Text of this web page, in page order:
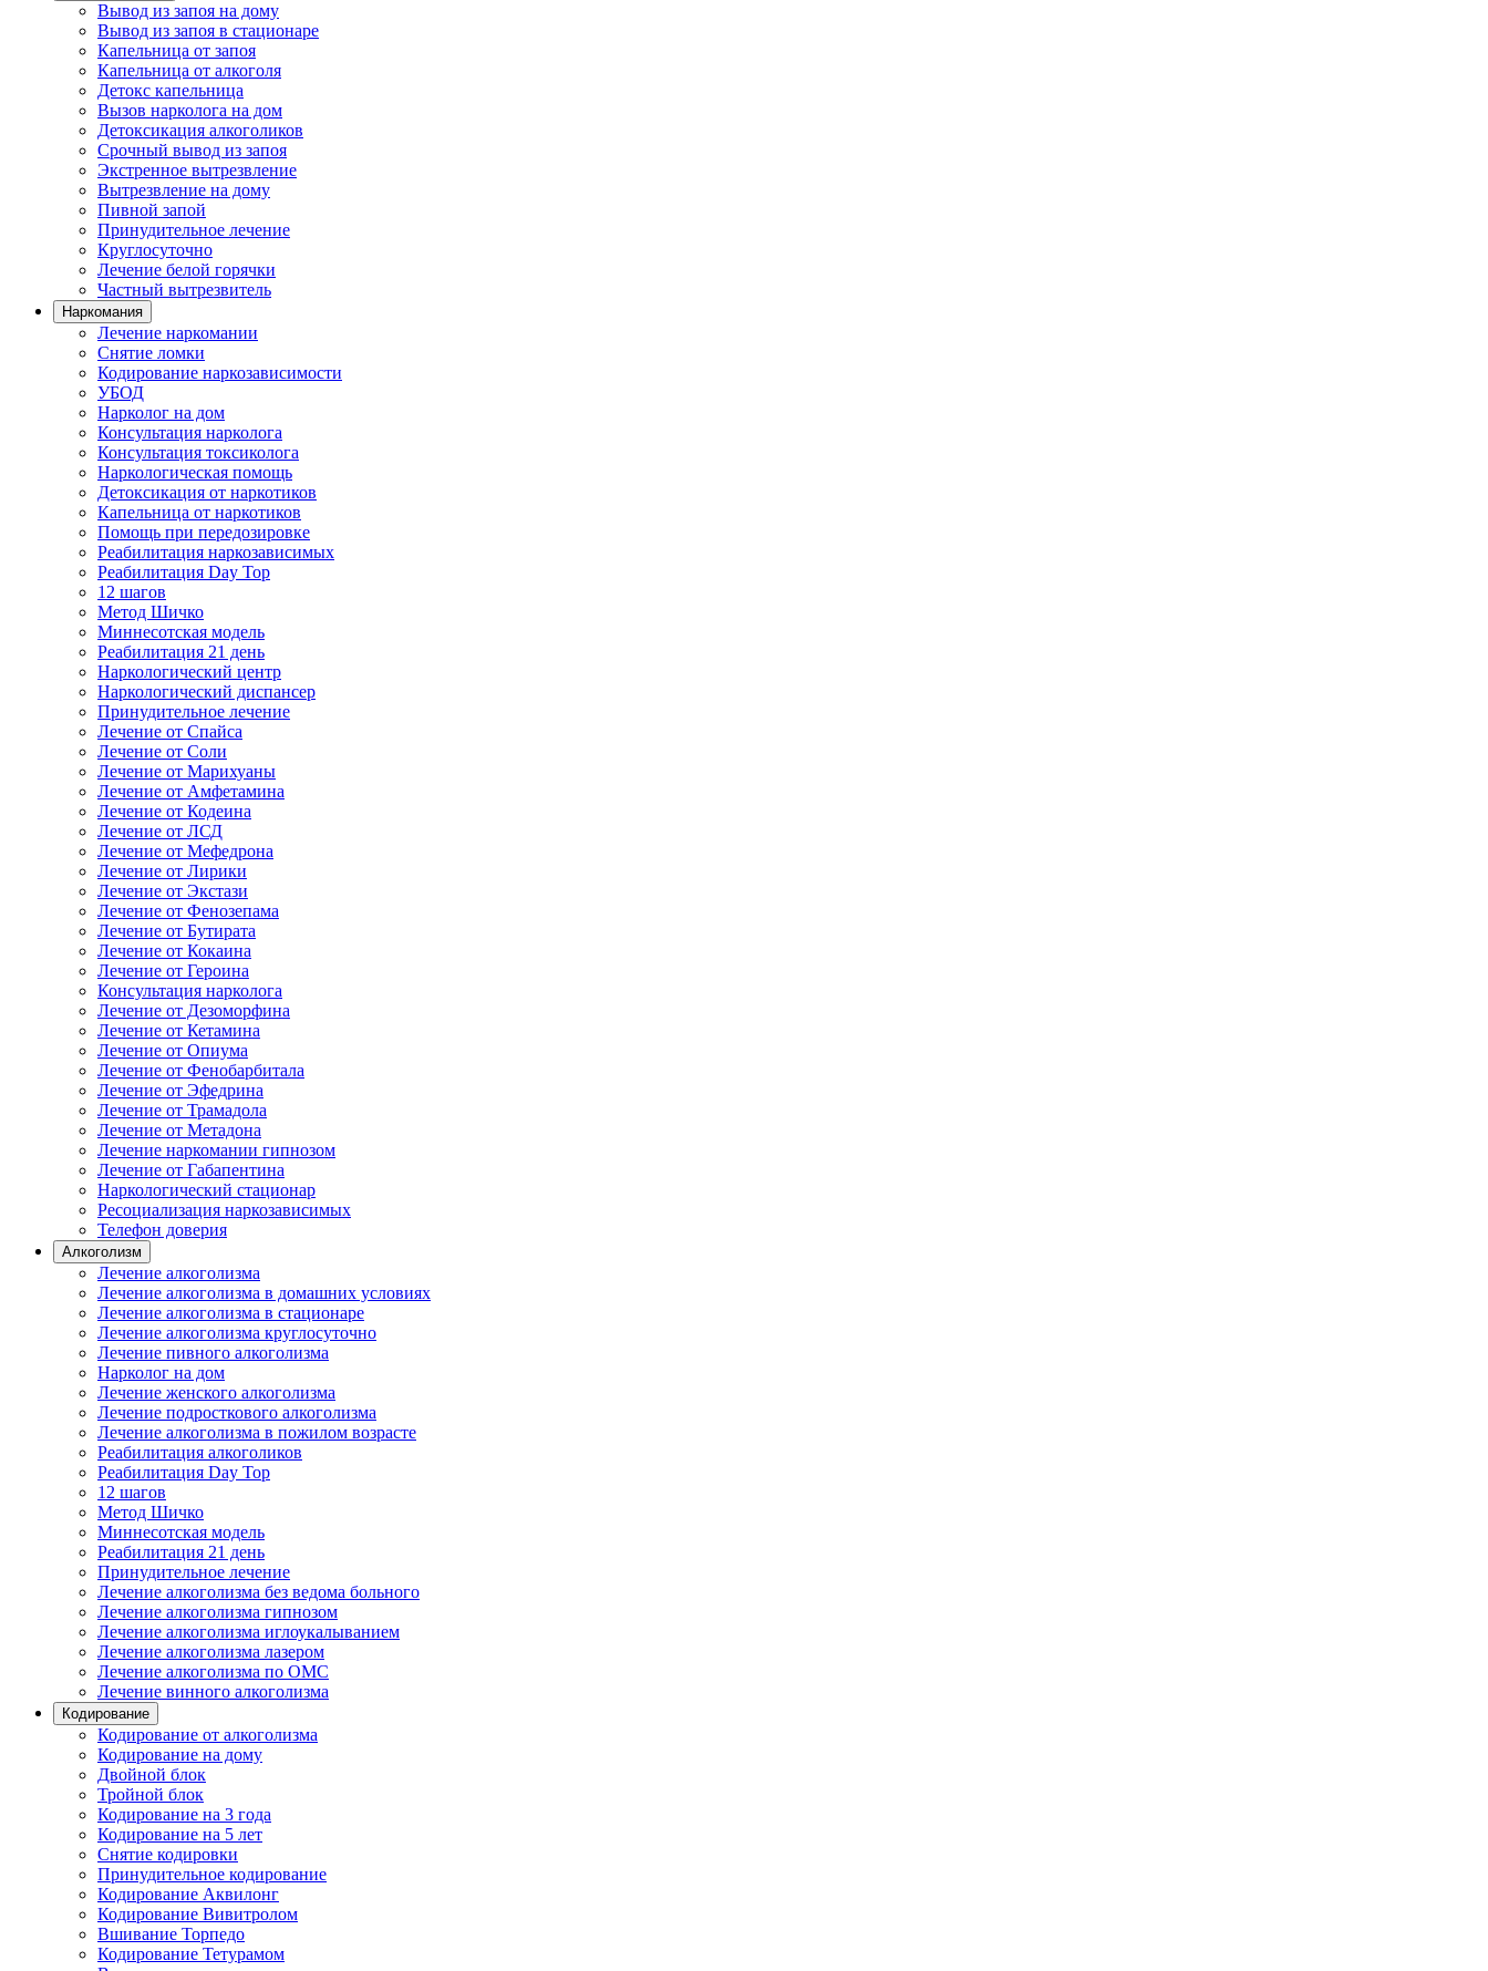
Вывод из запоя на дому
Вывод из запоя в стационаре
Капельница от запоя
Капельница от алкоголя
Детокс капельница
Вызов нарколога на дом
Детоксикация алкоголиков
Срочный вывод из запоя
Экстренное вытрезвление
Вытрезвление на дому
Пивной запой
Принудительное лечение
Круглосуточно
Лечение белой горячки
Частный вытрезвитель
Наркомания
Лечение наркомании
Снятие ломки
Кодирование наркозависимости
УБОД
Нарколог на дом
Консультация нарколога
Консультация токсиколога
Наркологическая помощь
Детоксикация от наркотиков
Капельница от наркотиков
Помощь при передозировке
Реабилитация наркозависимых
Реабилитация Day Top
12 шагов
Метод Шичко
Миннесотская модель
Реабилитация 21 день
Наркологический центр
Наркологический диспансер
Принудительное лечение
Лечение от Спайса
Лечение от Соли
Лечение от Марихуаны
Лечение от Амфетамина
Лечение от Кодеина
Лечение от ЛСД
Лечение от Мефедрона
Лечение от Лирики
Лечение от Экстази
Лечение от Фенозепама
Лечение от Бутирата
Лечение от Кокаина
Лечение от Героина
Консультация нарколога
Лечение от Дезоморфина
Лечение от Кетамина
Лечение от Опиума
Лечение от Фенобарбитала
Лечение от Эфедрина
Лечение от Трамадола
Лечение от Метадона
Лечение наркомании гипнозом
Лечение от Габапентина
Наркологический стационар
Ресоциализация наркозависимых
Телефон доверия
Алкоголизм
Лечение алкоголизма
Лечение алкоголизма в домашних условиях
Лечение алкоголизма в стационаре
Лечение алкоголизма круглосуточно
Лечение пивного алкоголизма
Нарколог на дом
Лечение женского алкоголизма
Лечение подросткового алкоголизма
Лечение алкоголизма в пожилом возрасте
Реабилитация алкоголиков
Реабилитация Day Top
12 шагов
Метод Шичко
Миннесотская модель
Реабилитация 21 день
Принудительное лечение
Лечение алкоголизма без ведома больного
Лечение алкоголизма гипнозом
Лечение алкоголизма иглоукалыванием
Лечение алкоголизма лазером
Лечение алкоголизма по ОМС
Лечение винного алкоголизма
Кодирование
Кодирование от алкоголизма
Кодирование на дому
Двойной блок
Тройной блок
Кодирование на 3 года
Кодирование на 5 лет
Снятие кодировки
Принудительное кодирование
Кодирование Аквилонг
Кодирование Вивитролом
Вшивание Торпедо
Кодирование Тетурамом